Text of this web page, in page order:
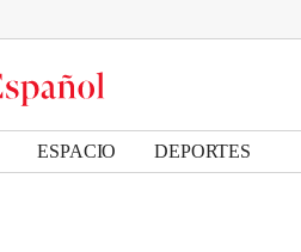
ESPACIO DEPORTES